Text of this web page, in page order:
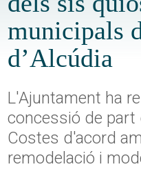
municipals
d’Alcúdia
L'Ajuntament ha
concessió de part
Costes d'acord
remodelació i